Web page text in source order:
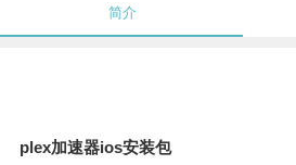
简介
plex加速器ios安装包